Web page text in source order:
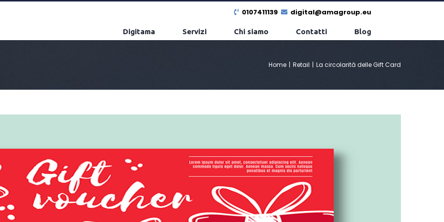
0107411139 digital@amagroup.eu
Digitama Servizi Chi siamo Contatti Blog
Home | Retail | La circolarità delle Gift Card